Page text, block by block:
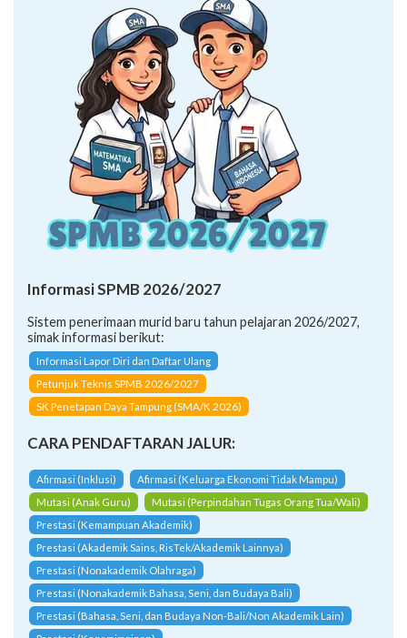
Informasi SPMB 2026/2027
Sistem penerimaan murid baru tahun pelajaran 2026/2027,
simak informasi berikut:
Informasi Lapor Diri dan Daftar Ulang
Petunjuk Teknis SPMB 2026/2027
SK Penetapan Daya Tampung (SMA/K 2026)
CARA PENDAFTARAN JALUR:
Afirmasi (Inklusi)
Afirmasi (Keluarga Ekonomi Tidak Mampu)
Mutasi (Anak Guru)
Mutasi (Perpindahan Tugas Orang Tua/Wali)
Prestasi (Kemampuan Akademik)
Prestasi (Akademik Sains, RisTek/Akademik Lainnya)
Prestasi (Nonakademik Olahraga)
Prestasi (Nonakademik Bahasa, Seni, dan Budaya Bali)
Prestasi (Bahasa, Seni, dan Budaya Non-Bali/Non Akademik Lain)